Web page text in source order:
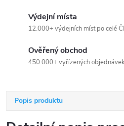
Výdejní místa
12.000+ výdejních míst po celé
Ověřený obchod
450.000+ vyřízených
Popis produktu